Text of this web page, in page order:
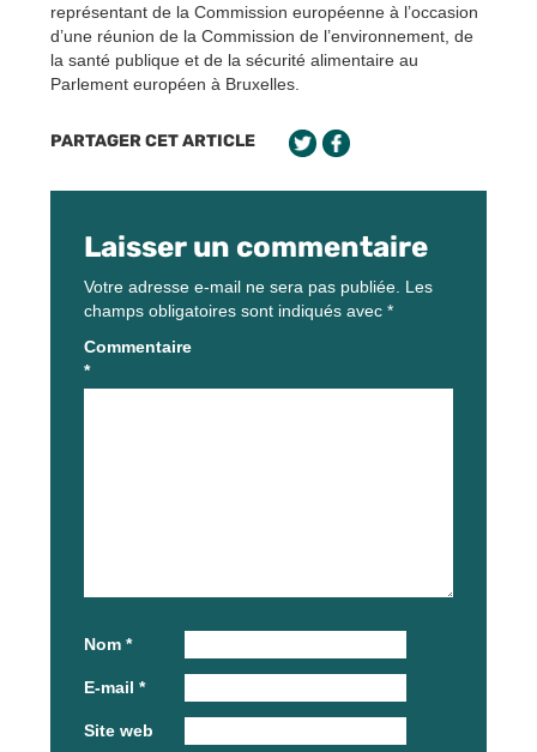
représentant de la Commission européenne à l’occasion
d’une réunion de la Commission de l’environnement, de
la santé publique et de la sécurité alimentaire au
Parlement européen à Bruxelles.
PARTAGER CET ARTICLE
Laisser un commentaire
Votre adresse e-mail ne sera pas publiée. Les
champs obligatoires sont indiqués avec *
Commentaire
*
Nom *
E-mail *
Site web